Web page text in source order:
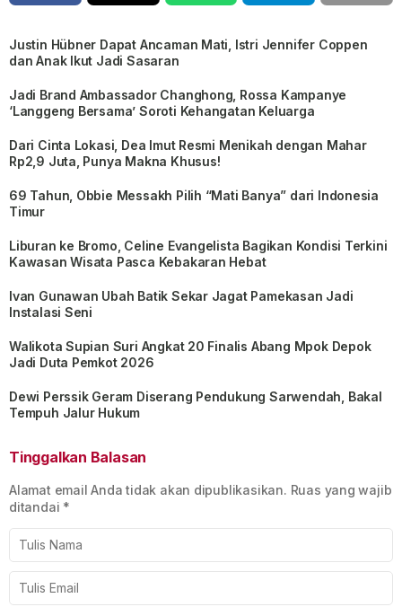
Justin Hübner Dapat Ancaman Mati, Istri Jennifer Coppen
dan Anak Ikut Jadi Sasaran
Jadi Brand Ambassador Changhong, Rossa Kampanye
‘Langgeng Bersama’ Soroti Kehangatan Keluarga
Dari Cinta Lokasi, Dea Imut Resmi Menikah dengan Mahar
Rp2,9 Juta, Punya Makna Khusus!
69 Tahun, Obbie Messakh Pilih “Mati Banya” dari Indonesia
Timur
Liburan ke Bromo, Celine Evangelista Bagikan Kondisi Terkini
Kawasan Wisata Pasca Kebakaran Hebat
Ivan Gunawan Ubah Batik Sekar Jagat Pamekasan Jadi
Instalasi Seni
Walikota Supian Suri Angkat 20 Finalis Abang Mpok Depok
Jadi Duta Pemkot 2026
Dewi Perssik Geram Diserang Pendukung Sarwendah, Bakal
Tempuh Jalur Hukum
Tinggalkan Balasan
Alamat email Anda tidak akan dipublikasikan. Ruas yang wajib
ditandai *